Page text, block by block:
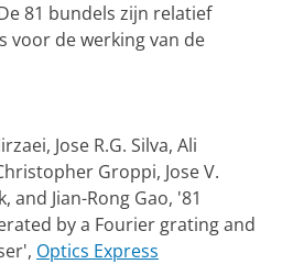
81 bundels zijn relatief
voor de werking van de
Jose R.G. Silva, Ali
Groppi, Jose V.
and Jian-Rong Gao, '81
by a Fourier grating and
Optics Express